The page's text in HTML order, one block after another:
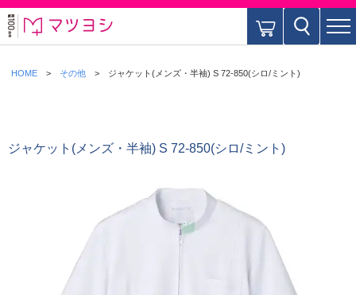
HOME その他 ジャケット(メンズ・半袖) S 72-850(シロ/ミント)
ジャケット(メンズ・半袖) S 72-850(シロ/ミント)